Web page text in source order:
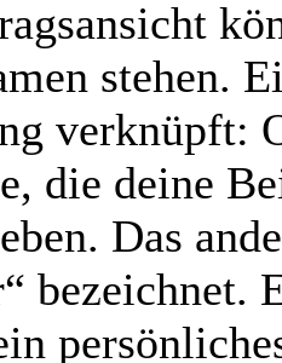
stehen.
verknüpft:
die deine
Das
bezeichnet.